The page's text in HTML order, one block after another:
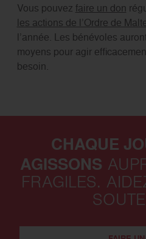
Vous pouvez faire un don
les actions de l’Ordre de
l’année. Les bénévoles
moyens pour agir
besoin.
CHAQUE
AGISSONS
FRAGILES.